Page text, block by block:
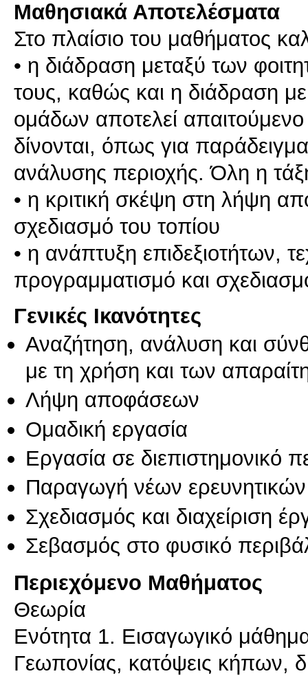
Μαθησιακά Αποτελέσματα
Στο πλαίσιο του μαθήματος
• η διάδραση μεταξύ των
τους, καθώς και η διάδραση
ομάδων αποτελεί
δίνονται, όπως για
ανάλυσης περιοχής. Όλη η
• η κριτική σκέψη στη λήψη
σχεδιασμό του τοπίου
• η ανάπτυξη επιδεξιοτήτων,
Γενικές Ικανότητες
Αναζήτηση, ανάλυση και
με τη χρήση και των
Λήψη αποφάσεων
Ομαδική εργασία
Εργασία σε διεπιστημονικό
Παραγωγή νέων
Σχεδιασμός και διαχείριση
Σεβασμός στο φυσικό
Περιεχόμενο Μαθήματος
Θεωρία
Ενότητα 1. Εισαγωγικό
Γεωπονίας, κατόψεις κήπων,